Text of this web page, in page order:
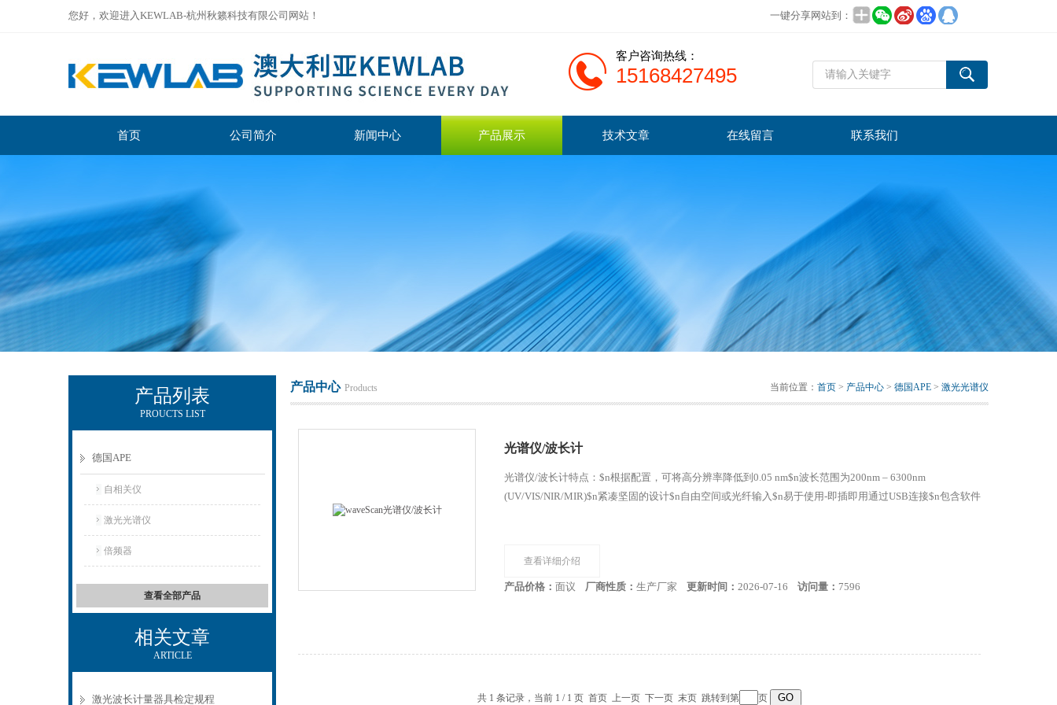
您好，欢迎进入KEWLAB-杭州秋籁科技有限公司网站！ 一键分享网站到：
客户咨询热线：
15168427495
首页 公司简介 新闻中心 产品展示 技术文章 在线留言 联系我们
产品列表
PROUCTS LIST
德国APE
自相关仪
激光光谱仪
倍频器
查看全部产品
相关文章
ARTICLE
激光波长计量器具检定规程
产品中心 Products 当前位置： 首页 > 产品中心 > 德国APE > 激光光谱仪
光谱仪/波长计
光谱仪/波长计特点：$n根据配置，可将高分辨率降低到0.05 nm$n波长范围为200nm – 6300nm
(UV/VIS/NIR/MIR)$n紧凑坚固的设计$n自由空间或光纤输入$n易于使用-即插即用通过USB连接$n包含软件
查看详细介绍
产品价格： 面议 厂商性质： 生产厂家 更新时间： 2026-07-16 访问量： 7596
共 1 条记录，当前 1 / 1 页 首页 上一页 下一页 末页 跳转到第 页